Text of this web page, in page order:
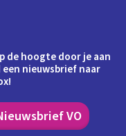
de hoogte door je aan
nieuwsbrief naar
VO